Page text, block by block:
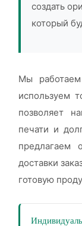
создать
который
Мы
используем
позволяет
печати и
предлагаем
доставки
готовую